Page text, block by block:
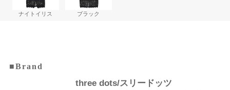
ナイトイリス ブラック
■Brand
three dots/スリードッツ